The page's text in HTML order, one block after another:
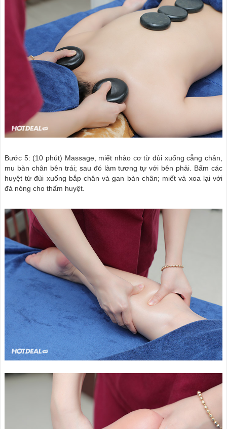
Bước 5: (10 phút) Massage, miết nhào cơ từ đùi xuống cẳng chân,
mu bàn chân bên trái; sau đó làm tương tự với bên phải. Bấm các
huyệt từ đùi xuống bắp chân và gan bàn chân; miết và xoa lại với
đá nóng cho thấm huyệt.